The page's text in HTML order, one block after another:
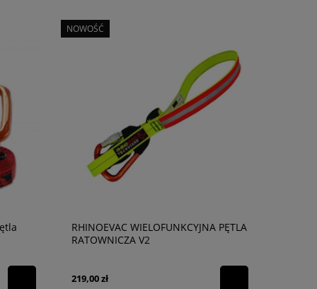
RHINOEVAC WIELOFUNKCYJNA PĘTLA
RATOWNICZA V2
219,00 zł
NOWOŚĆ